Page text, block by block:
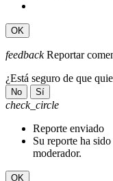
OK
feedback Reportar
¿Está seguro de que
No Sí
check_circle
Reporte enviado
Su reporte ha
moderador.
OK